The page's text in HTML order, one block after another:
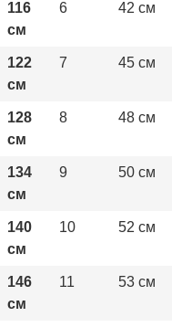
116
см
6 42 см
122
см
7 45 см
128
см
8 48 см
134
см
9 50 см
140
см
10 52 см
146
см
11 53 см